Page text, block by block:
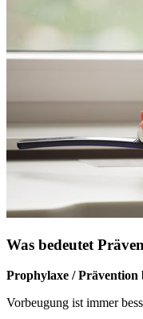
Was bedeutet
Prophylaxe / Prävention
Vorbeugung ist immer